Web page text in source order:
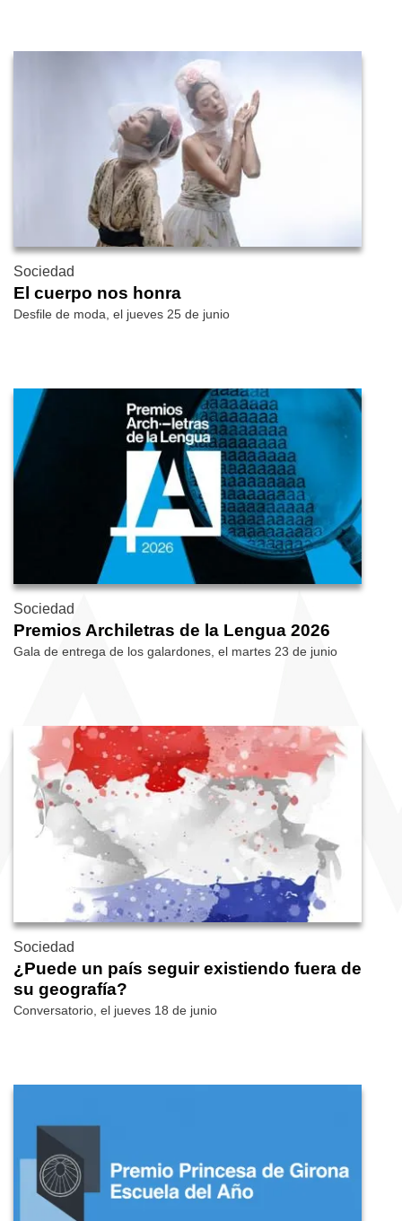
Sociedad
El cuerpo nos honra
Desfile de moda, el jueves 25 de junio
Sociedad
Premios Archiletras de la Lengua 2026
Gala de entrega de los galardones, el martes 23 de junio
Sociedad
¿Puede un país seguir existiendo fuera de
su geografía?
Conversatorio, el jueves 18 de junio